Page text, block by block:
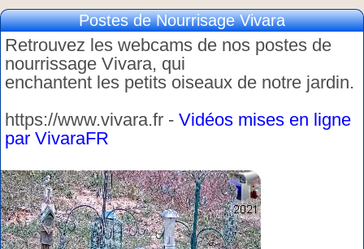
Postes de Nourrisage Vivara
Retrouvez les webcams de nos postes de
nourrissage Vivara, qui
enchantent les petits oiseaux de notre jardin.
https://www.vivara.fr - Vidéos mises en ligne
par VivaraFR